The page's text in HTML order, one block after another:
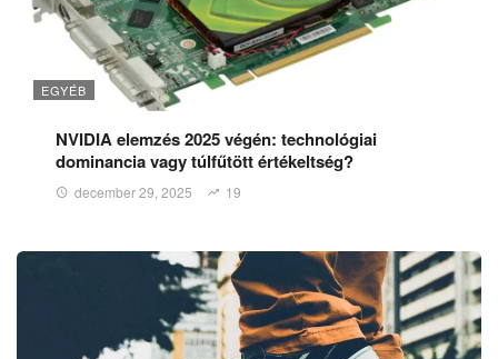
EGYÉB
NVIDIA elemzés 2025 végén: technológiai
dominancia vagy túlfűtött értékeltség?
december 29, 2025 19